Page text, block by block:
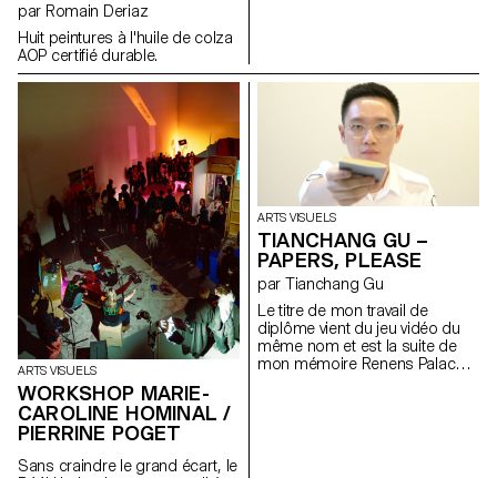
par Romain Deriaz
Huit peintures à l'huile de colza
AOP certifié durable.
ARTS VISUELS
WORKSHOP MARIE-
CAROLINE HOMINAL /
PIERRINE POGET
Sans craindre le grand écart, le
ARTS VISUELS
TIANCHANG GU –
PAPERS, PLEASE
par Tianchang Gu
Le titre de mon travail de
diplôme vient du jeu vidéo du
même nom et est la suite de
mon mémoire Renens Palace,